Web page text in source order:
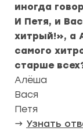
иногда
И Петя, и
хитрый!», а
самого
старше
Алёша
Вася
Петя
→ Узнать